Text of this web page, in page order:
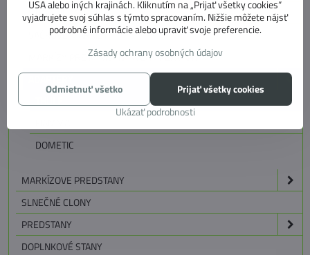
STREŠNÉ MARKÍZY
VAČKOVÉ MARKÍZY
MARKÍZY PRE MINIVANY A CAMPERVANY
DOMETIC
MARKÍZOVE PREDSTANY
SLNEČNÉ CLONY
PREDSTANY
DOPLNKOVÉ STANY
USA alebo iných krajinách. Kliknutím na „Prijať všetky cookies“
vyjadrujete svoj súhlas s týmto spracovaním. Nižšie môžete nájsť
podrobné informácie alebo upraviť svoje preferencie.
Zásady ochrany osobných údajov
Ukázať podrobnosti
Prijať všetky cookies
Odmietnuť všetko